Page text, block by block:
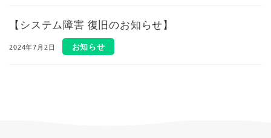
【システム障害 復旧のお知らせ】
2024年7月2日 お知らせ